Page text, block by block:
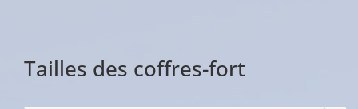
Tailles des coffres-fort